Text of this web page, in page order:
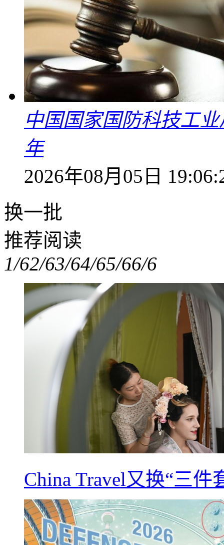
中国国家国防科技工
年
2026年08月05日
换一批
推荐阅读
1/62/63/64/65/66/6
China Travel又换“三